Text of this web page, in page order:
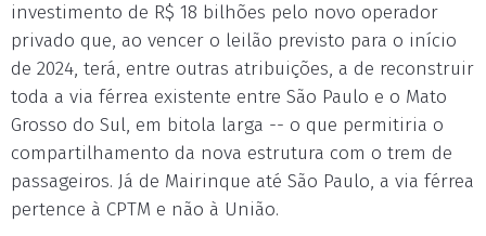
investimento de R$ 18 bilhões pelo novo operador
privado que, ao vencer o leilão previsto para o início
de 2024, terá, entre outras atribuições, a de reconstruir
toda a via férrea existente entre São Paulo e o Mato
Grosso do Sul, em bitola larga -- o que permitiria o
compartilhamento da nova estrutura com o trem de
passageiros. Já de Mairinque até São Paulo, a via férrea
pertence à CPTM e não à União.